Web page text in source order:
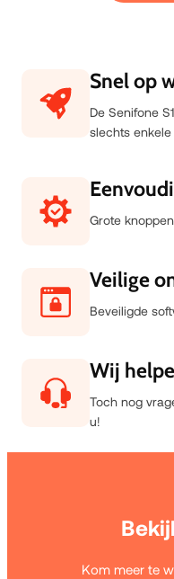
Snel op
De Senifone
slechts
Grote
Veilige
Beveiligde
Wij
Toch nog
u!
Kom meer te